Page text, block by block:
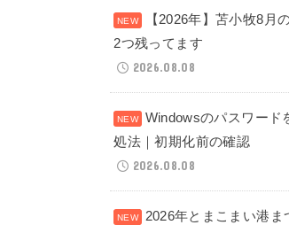
【2026年】苫小牧8月
2つ残ってます
2026.08.08
Windowsのパスワード
処法｜初期化前の確認
2026.08.08
2026年とまこまい港ま